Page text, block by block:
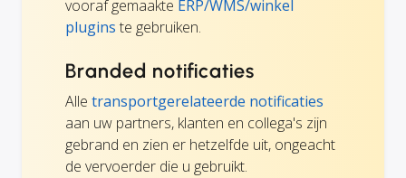
vooraf gemaakte ERP/WMS/winkel
plugins te gebruiken.
Branded notificaties
Alle transportgerelateerde notificaties
aan uw partners, klanten en collega's zijn
gebrand en zien er hetzelfde uit, ongeacht
de vervoerder die u gebruikt.